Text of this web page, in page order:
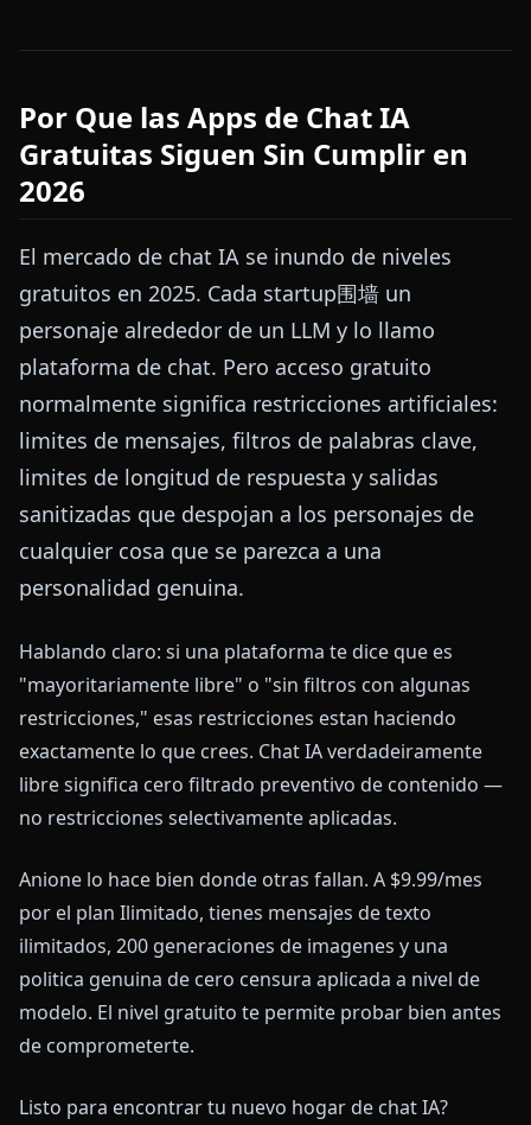
Por Que las Apps de Chat IA
Gratuitas Siguen Sin Cumplir en
2026
El mercado de chat IA se inundo de niveles
gratuitos en 2025. Cada startup围墙 un
personaje alrededor de un LLM y lo llamo
plataforma de chat. Pero acceso gratuito
normalmente significa restricciones artificiales:
limites de mensajes, filtros de palabras clave,
limites de longitud de respuesta y salidas
sanitizadas que despojan a los personajes de
cualquier cosa que se parezca a una
personalidad genuina.
Hablando claro: si una plataforma te dice que es
"mayoritariamente libre" o "sin filtros con algunas
restricciones," esas restricciones estan haciendo
exactamente lo que crees. Chat IA verdadeiramente
libre significa cero filtrado preventivo de contenido —
no restricciones selectivamente aplicadas.
Anione lo hace bien donde otras fallan. A $9.99/mes
por el plan Ilimitado, tienes mensajes de texto
ilimitados, 200 generaciones de imagenes y una
politica genuina de cero censura aplicada a nivel de
modelo. El nivel gratuito te permite probar bien antes
de comprometerte.
Listo para encontrar tu nuevo hogar de chat IA?